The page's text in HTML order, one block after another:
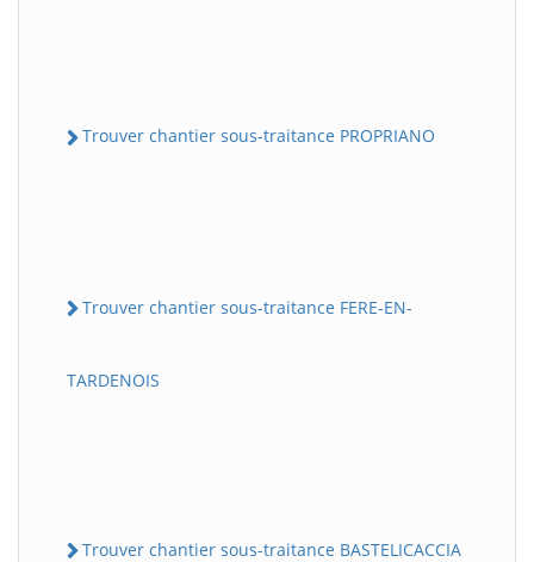
Trouver chantier sous-traitance PROPRIANO
Trouver chantier sous-traitance FERE-EN-
TARDENOIS
Trouver chantier sous-traitance BASTELICACCIA